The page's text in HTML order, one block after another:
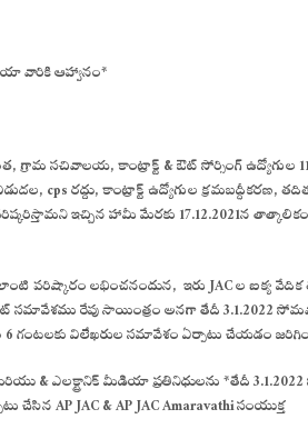
వారికి ఆహ్వానం*
గ్రామ సచివాలయ, కాంట్రాక్ట్ & ఔట్ సోర్సింగ్ ఉద్యోగుల
cps రద్దు, కాంట్రాక్ట్ ఉద్యోగుల క్రమబద్ధీకరణ,
ఇచ్చిన హామీ మేరకు 17.12.2021న
పరిష్కారం లభించనందున, ఇరు JAC ల ఐక్య
సమావేశము రేపు సాయింత్రం అనగా తేదీ 3.1.2022
గంటలకు విలేఖరుల సమావేశం ఏర్పాటు చేయడం
& ఎలక్ట్రానిక్ మీడియా ప్రతినిధులను *తేదీ
AP JAC & AP JAC Amaravathi సంయుక్త